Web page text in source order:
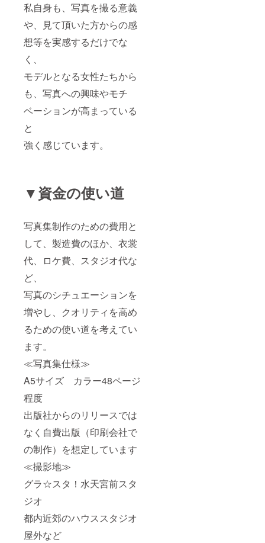
私自身も、写真を撮る意義
や、見て頂いた方からの感
想等を実感するだけでな
く、
モデルとなる女性たちから
も、写真への興味やモチ
ベーションが高まっている
と
強く感じています。
▼資金の使い道
写真集制作のための費用と
して、製造費のほか、衣裳
代、ロケ費、スタジオ代な
ど、
写真のシチュエーションを
増やし、クオリティを高め
るための使い道を考えてい
ます。
≪写真集仕様≫
A5サイズ カラー48ページ
程度
出版社からのリリースでは
なく自費出版（印刷会社で
の制作）を想定しています
≪撮影地≫
グラ☆スタ！水天宮前スタ
ジオ
都内近郊のハウススタジオ
屋外など